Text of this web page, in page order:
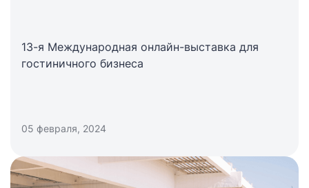
13-я Международная онлайн-выставка для
гостиничного бизнеса
05 февраля, 2024